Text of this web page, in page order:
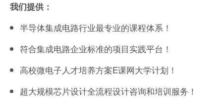
我们提供：
半导体集成电路行业最专业的课程体系！
符合集成电路企业标准的项目实践平台！
高校微电子人才培养方案E课网大学计划！
超大规模芯片设计全流程设计咨询和培训服务！